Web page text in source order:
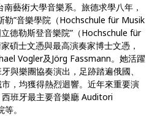
南藝術大學音樂系。旅德求學八年，
勒”音樂學院（Hochschule für Musik
德勒斯登音樂院” （Hochschule für
碩士文憑與最高演奏家博士文憑，
Vogler及Jörg Fassmann。她活躍
與樂團協奏演出，足跡踏遍俄國、
，均獲得熱烈迴響。近年來重要演
班牙最主要音樂廳 Auditori
。